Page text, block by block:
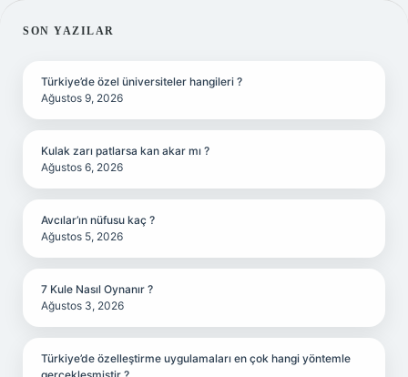
SIDEBAR
SON YAZILAR
Türkiye’de özel üniversiteler hangileri ?
Ağustos 9, 2026
Kulak zarı patlarsa kan akar mı ?
Ağustos 6, 2026
Avcılar’ın nüfusu kaç ?
Ağustos 5, 2026
7 Kule Nasıl Oynanır ?
Ağustos 3, 2026
Türkiye’de özelleştirme uygulamaları en çok hangi yöntemle